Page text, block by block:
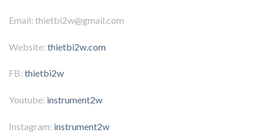
Email: thietbi2w@gmail.com
Website: thietbi2w.com
FB: thietbi2w
Youtube: instrument2w
Instagram: instrument2w